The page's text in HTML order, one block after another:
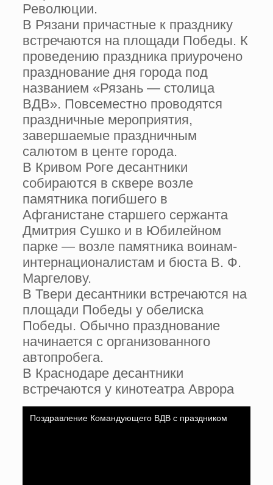
Революции.
В Рязани причастные к празднику
встречаются на площади Победы. К
проведению праздника приурочено
празднование дня города под
названием «Рязань — столица
ВДВ». Повсеместно проводятся
праздничные мероприятия,
завершаемые праздничным
салютом в центе города.
В Кривом Роге десантники
собираются в сквере возле
памятника погибшего в
Афганистане старшего сержанта
Дмитрия Сушко и в Юбилейном
парке — возле памятника воинам-
интернационалистам и бюста В. Ф.
Маргелову.
В Твери десантники встречаются на
площади Победы у обелиска
Победы. Обычно празднование
начинается с организованного
автопробега.
В Краснодаре десантники
встречаются у кинотеатра Аврора